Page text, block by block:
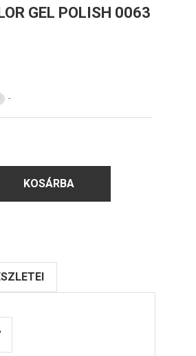
GEL POLISH 0063
KOSÁRBA